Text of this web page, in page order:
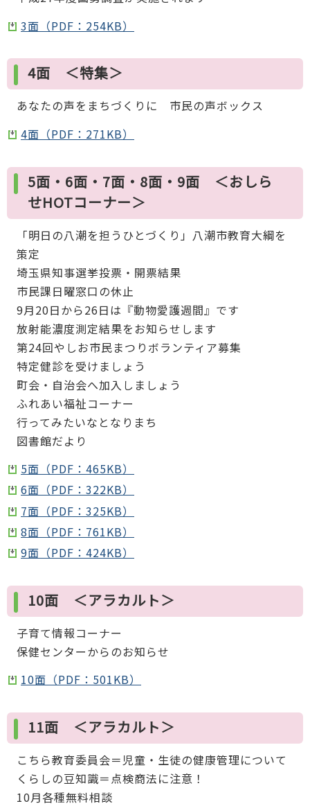
3面（PDF：254KB）
4面 ＜特集＞
あなたの声をまちづくりに 市民の声ボックス
4面（PDF：271KB）
5面・6面・7面・8面・9面 ＜おしら
せHOTコーナー＞
「明日の八潮を担うひとづくり」八潮市教育大綱を
策定
埼玉県知事選挙投票・開票結果
市民課日曜窓口の休止
9月20日から26日は『動物愛護週間』です
放射能濃度測定結果をお知らせします
第24回やしお市民まつりボランティア募集
特定健診を受けましょう
町会・自治会へ加入しましょう
ふれあい福祉コーナー
行ってみたいなとなりまち
図書館だより
5面（PDF：465KB）
6面（PDF：322KB）
7面（PDF：325KB）
8面（PDF：761KB）
9面（PDF：424KB）
10面 ＜アラカルト＞
子育て情報コーナー
保健センターからのお知らせ
10面（PDF：501KB）
11面 ＜アラカルト＞
こちら教育委員会＝児童・生徒の健康管理について
くらしの豆知識＝点検商法に注意！
10月各種無料相談